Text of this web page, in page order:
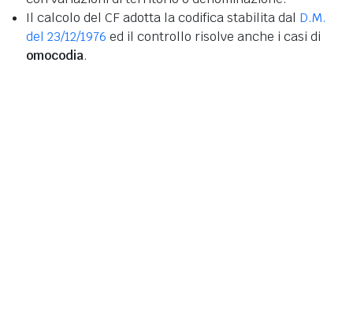
Il calcolo del CF adotta la codifica stabilita dal D.M.
del 23/12/1976 ed il controllo risolve anche i casi di
omocodia.